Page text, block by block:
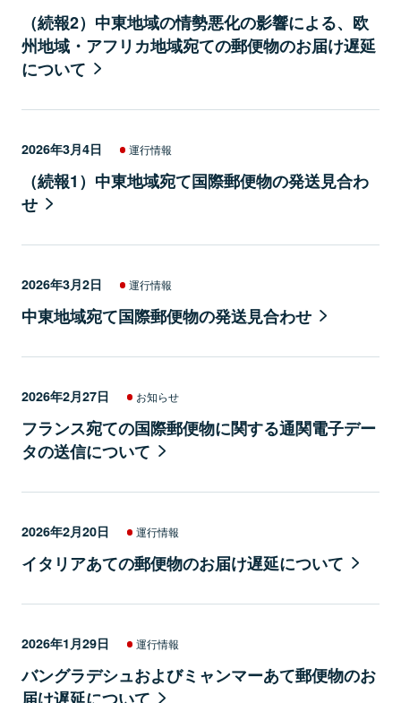
（続報2）中東地域の情勢悪化の影響による、欧
州地域・アフリカ地域宛ての郵便物のお届け遅延
について
2026年3月4日 運行情報
（続報1）中東地域宛て国際郵便物の発送見合わ
せ
2026年3月2日 運行情報
中東地域宛て国際郵便物の発送見合わせ
2026年2月27日 お知らせ
フランス宛ての国際郵便物に関する通関電子デー
タの送信について
2026年2月20日 運行情報
イタリアあての郵便物のお届け遅延について
2026年1月29日 運行情報
バングラデシュおよびミャンマーあて郵便物のお
届け遅延について